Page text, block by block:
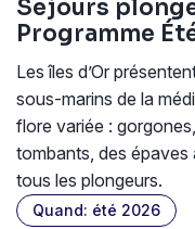
Séjours
Programme
Les îles d’Or
sous-marins de la
flore variée :
tombants, des
tous les plongeurs.
Quand: été 2026